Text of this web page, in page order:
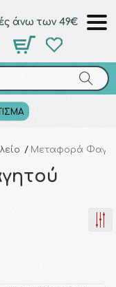
άνω των 49€
/ Μεταφορά